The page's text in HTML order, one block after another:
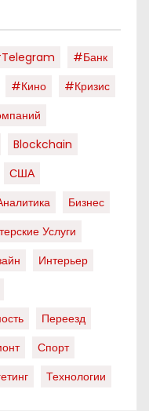
#банк
#кино
#кризис
Blockchain
США
Бизнес
Услуги
Интерьер
Переезд
Спорт
Технологии